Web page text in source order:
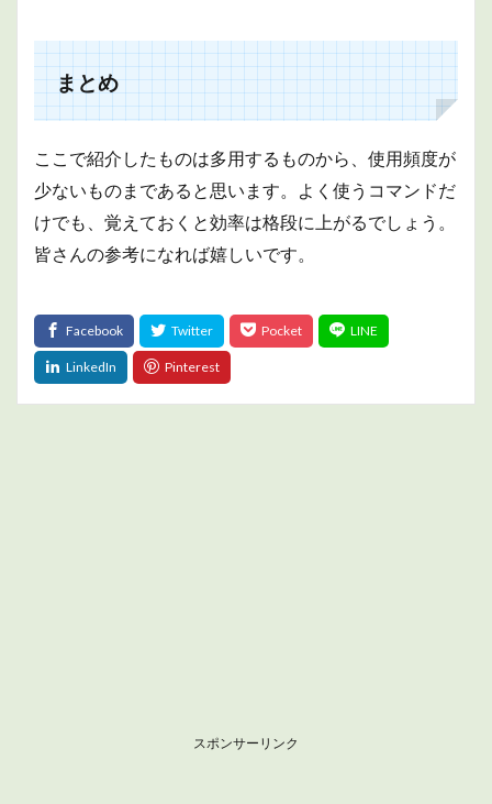
まとめ
ここで紹介したものは多用するものから、使用頻度が
少ないものまであると思います。
よく使うコマンドだ
けでも、覚えておくと効率は格段に上がるでしょう。
皆さんの参考になれば嬉しいです。
スポンサーリンク